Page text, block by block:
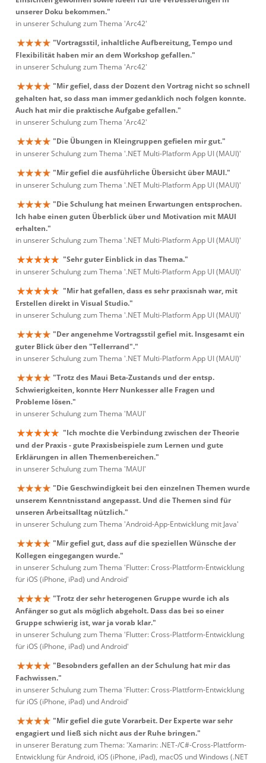
unserer Doku bekommen."
in unserer Schulung zum Thema 'Arc42'
"Vortragsstil, inhaltliche Aufbereitung, Tempo und
Flexibilität haben mir an dem Workshop gefallen."
in unserer Schulung zum Thema 'Arc42'
"Mir gefiel, dass der Dozent den Vortrag nicht so schnell
gehalten hat, so dass man immer gedanklich noch folgen konnte.
Auch hat mir die praktische Aufgabe gefallen."
in unserer Schulung zum Thema 'Arc42'
"Die Übungen in Kleingruppen gefielen mir gut."
in unserer Schulung zum Thema '.NET Multi-Platform App UI (MAUI)'
"Mir gefiel die ausführliche Übersicht über MAUI."
in unserer Schulung zum Thema '.NET Multi-Platform App UI (MAUI)'
"Die Schulung hat meinen Erwartungen entsprochen.
Ich habe einen guten Überblick über und Motivation mit MAUI
erhalten."
in unserer Schulung zum Thema '.NET Multi-Platform App UI (MAUI)'
"Sehr guter Einblick in das Thema."
in unserer Schulung zum Thema '.NET Multi-Platform App UI (MAUI)'
"Mir hat gefallen, dass es sehr praxisnah war, mit
Erstellen direkt in Visual Studio."
in unserer Schulung zum Thema '.NET Multi-Platform App UI (MAUI)'
"Der angenehme Vortragsstil gefiel mit. Insgesamt ein
guter Blick über den "Tellerrand"."
in unserer Schulung zum Thema '.NET Multi-Platform App UI (MAUI)'
"Trotz des Maui Beta-Zustands und der entsp.
Schwierigkeiten, konnte Herr Nunkesser alle Fragen und
Probleme lösen."
in unserer Schulung zum Thema 'MAUI'
"Ich mochte die Verbindung zwischen der Theorie
und der Praxis - gute Praxisbeispiele zum Lernen und gute
Erklärungen in allen Themenbereichen."
in unserer Schulung zum Thema 'MAUI'
"Die Geschwindigkeit bei den einzelnen Themen wurde
unserem Kenntnisstand angepasst. Und die Themen sind für
unseren Arbeitsalltag nützlich."
in unserer Schulung zum Thema 'Android-App-Entwicklung mit Java'
"Mir gefiel gut, dass auf die speziellen Wünsche der
Kollegen eingegangen wurde."
in unserer Schulung zum Thema 'Flutter: Cross-Plattform-Entwicklung
für iOS (iPhone, iPad) und Android'
"Trotz der sehr heterogenen Gruppe wurde ich als
Anfänger so gut als möglich abgeholt. Dass das bei so einer
Gruppe schwierig ist, war ja vorab klar."
in unserer Schulung zum Thema 'Flutter: Cross-Plattform-Entwicklung
für iOS (iPhone, iPad) und Android'
"Besobnders gefallen an der Schulung hat mir das
Fachwissen."
in unserer Schulung zum Thema 'Flutter: Cross-Plattform-Entwicklung
für iOS (iPhone, iPad) und Android'
"Mir gefiel die gute Vorarbeit. Der Experte war sehr
engagiert und ließ sich nicht aus der Ruhe bringen."
in unserer Beratung zum Thema: 'Xamarin: .NET-/C#-Cross-Plattform-
Entwicklung für Android, iOS (iPhone, iPad), macOS und Windows (.NET